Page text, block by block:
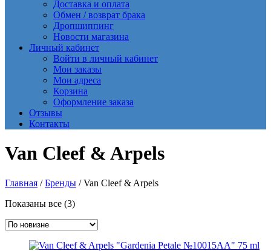
Доставка и оплата
Обмен / возврат брака
Дропшиппинг
Новости магазина
Личный кабинет
Войти в личный кабинет
Мои заказы
Мои адреса
Корзина
Оформление заказа
Отзывы
Контакты
Van Cleef & Arpels
Главная /Бренды / Van Cleef & Arpels
Показаны все (3)Сортировка:
недавние